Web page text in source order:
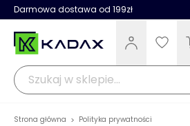
Darmowa dostawa od 199zł
Strona główna > Polityka prywatności